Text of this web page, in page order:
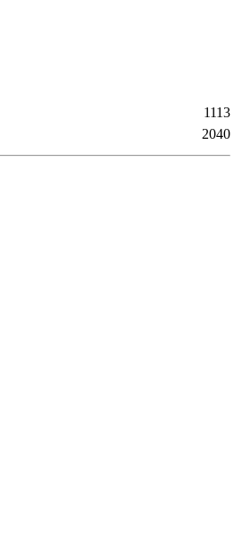
1113
2040